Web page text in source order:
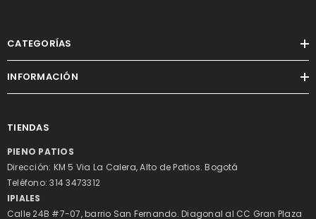
CATEGORÍAS
INFORMACIÓN
TIENDAS
PIENO PATIOS
Dirección: KM 5 Via La Calera, Alto de Patios. Bogotá
Teléfono: 314 3473312
IPIALES
Calle 24B #7-07, barrio San Fernando. Diagonal al CC Gran Plaza